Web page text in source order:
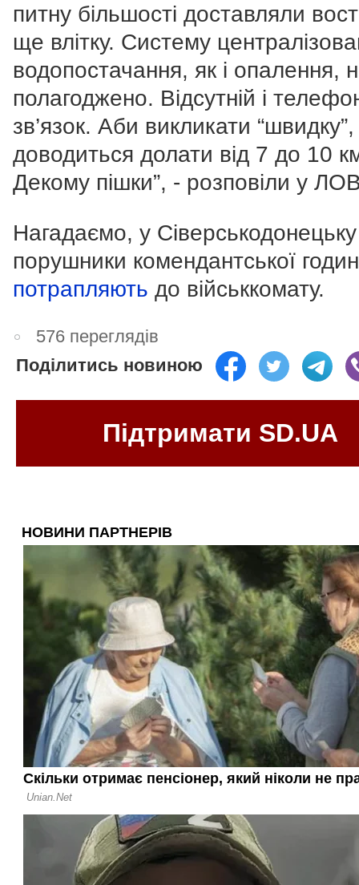
питну більшості доставляли
ще влітку. Систему
водопостачання, як і опалення,
полагоджено. Відсутній і
зв’язок. Аби викликати “швидку”,
доводиться долати від 7 до 10
Декому пішки”, - розповіли у
Нагадаємо, у Сіверськодонецьку
порушники комендантської
потрапляють до військкомату.
576 переглядів
Поділитись новиною
Підтримати SD.UA